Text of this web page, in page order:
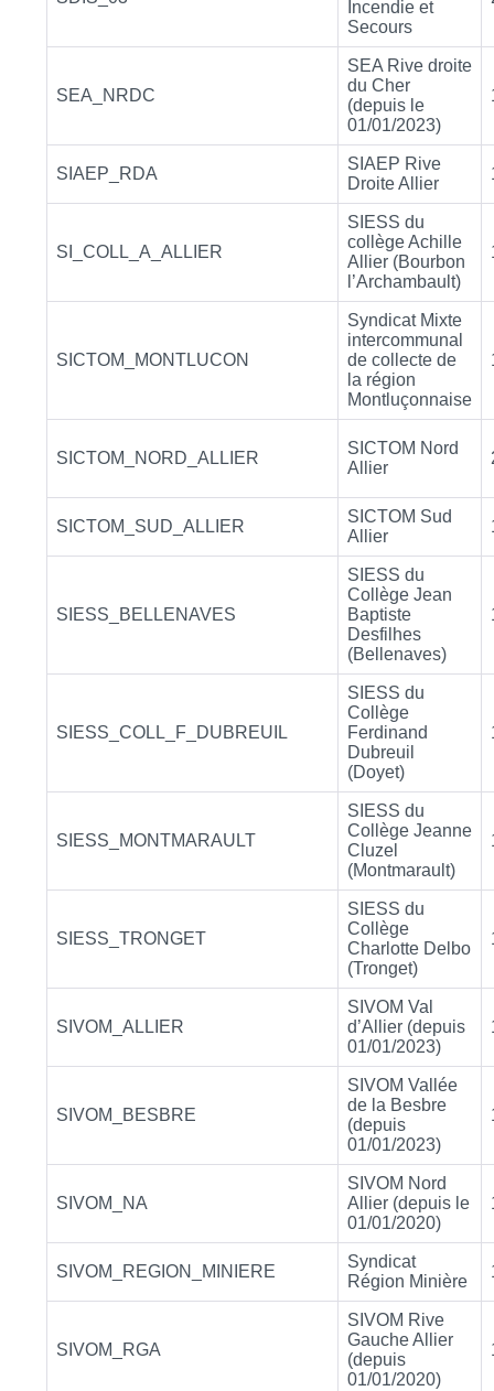
Incendie et
Secours
SEA_NRDC
SEA Rive droite
du Cher
(depuis le
01/01/2023)
SIAEP_RDA
SIAEP Rive
Droite Allier
SI_COLL_A_ALLIER
SIESS du
collège Achille
Allier (Bourbon
l’Archambault)
SICTOM_MONTLUCON
Syndicat Mixte
intercommunal
de collecte de
la région
Montluçonnaise
SICTOM_NORD_ALLIER
SICTOM Nord
Allier
SICTOM_SUD_ALLIER
SICTOM Sud
Allier
SIESS_BELLENAVES
SIESS du
Collège Jean
Baptiste
Desfilhes
(Bellenaves)
SIESS_COLL_F_DUBREUIL
SIESS du
Collège
Ferdinand
Dubreuil
(Doyet)
SIESS_MONTMARAULT
SIESS du
Collège Jeanne
Cluzel
(Montmarault)
SIESS_TRONGET
SIESS du
Collège
Charlotte Delbo
(Tronget)
SIVOM_ALLIER
SIVOM Val
d’Allier (depuis
01/01/2023)
SIVOM_BESBRE
SIVOM Vallée
de la Besbre
(depuis
01/01/2023)
SIVOM_NA
SIVOM Nord
Allier (depuis le
01/01/2020)
SIVOM_REGION_MINIERE
Syndicat
Région Minière
SIVOM_RGA
SIVOM Rive
Gauche Allier
(depuis
01/01/2020)